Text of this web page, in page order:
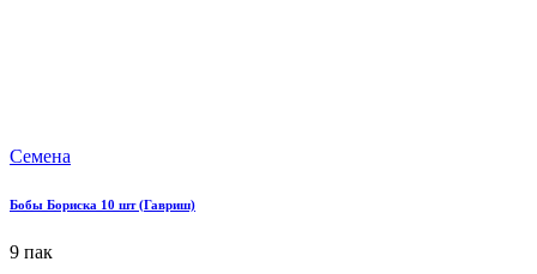
Семена
Бобы Бориска 10 шт (Гавриш)
9 пак